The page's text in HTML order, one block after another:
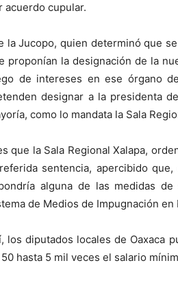
acuerdo cupular.
la Jucopo, quien determinó que
proponían la designación de la
de intereses en ese órgano
designar a la presidenta
como lo mandata la Sala
que la Sala Regional Xalapa,
sentencia, apercibido
alguna de las medidas
de Medios de Impugnación en
los diputados locales de Oaxaca
hasta 5 mil veces el salario